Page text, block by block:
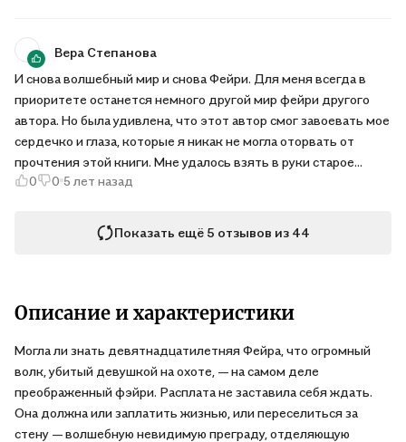
описаний. Опытные читатели скажут, что конец
предсказуем,но именно в этом его прелесть. Все
догадываются, что будет в конце первой книги, но не
подозревают, что будет в следующих частях. Я с большим
удовольствием перечитаю. И даже не один раз!
Вера Степанова
И снова волшебный мир и снова Фейри. Для меня всегда в
приоритете останется немного другой мир фейри другого
автора. Но была удивлена, что этот автор смог завоевать мое
сердечко и глаза, которые я никак не могла оторвать от
прочтения этой книги. Мне удалось взять в руки старое
издание, и мне оно нравится более чем новое - люблю, когда
будто бы и не смогли ждать продолжения, просто легко
намек, не больше.
0 0 5 лет назад
Показать ещё 5 отзывов из 44
Описание и характеристики
Могла ли знать девятнадцатилетняя Фейра, что огромный
волк, убитый девушкой на охоте, — на самом деле
преображенный фэйри. Расплата не заставила себя ждать.
Она должна или заплатить жизнью, или переселиться за
стену — волшебную невидимую преграду, отделяющую